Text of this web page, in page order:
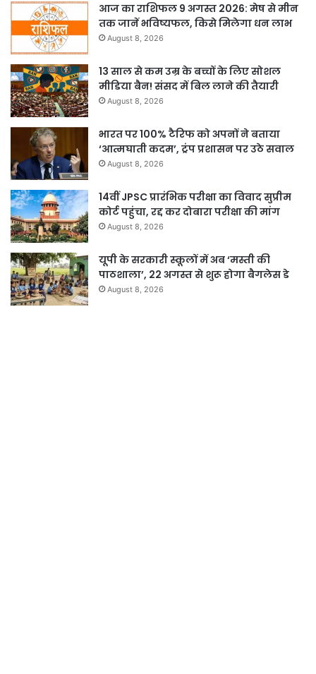
आज का राशिफल 9 अगस्त 2026: मेष से मीन
तक जानें भविष्यफल, किसे मिलेगा धन लाभ
August 8, 2026
13 साल से कम उम्र के बच्चों के लिए सोशल
मीडिया बैन! संसद में बिल लाने की तैयारी
August 8, 2026
भारत पर 100% टैरिफ को अपनों ने बताया
‘आत्मघाती कदम’, ट्रंप प्रशासन पर उठे सवाल
August 8, 2026
14वीं JPSC प्रारंभिक परीक्षा का विवाद सुप्रीम
कोर्ट पहुंचा, रद्द कर दोबारा परीक्षा की मांग
August 8, 2026
यूपी के सरकारी स्कूलों में अब ‘मस्ती की
पाठशाला’, 22 अगस्त से शुरू होगा बैगलेस डे
August 8, 2026